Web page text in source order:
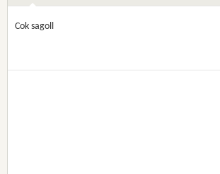
Cok sagoll